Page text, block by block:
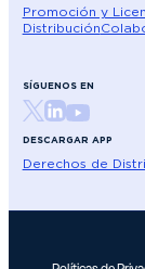
Promoción y
Distribución
SÍGUENOS EN
DESCARGAR APP
Derechos de